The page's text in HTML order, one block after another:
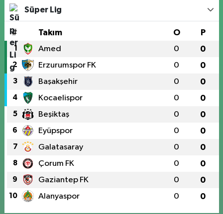
Süper Lig
# Takım O P
1 Amed 0 0
2 Erzurumspor FK 0 0
3 Başakşehir 0 0
4 Kocaelispor 0 0
5 Beşiktaş 0 0
6 Eyüpspor 0 0
7 Galatasaray 0 0
8 Çorum FK 0 0
9 Gaziantep FK 0 0
10 Alanyaspor 0 0